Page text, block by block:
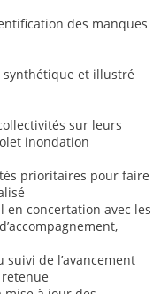
des manques
synthétique et illustré
sur leurs
inondation
prioritaires pour faire
concertation avec les
de l’avancement